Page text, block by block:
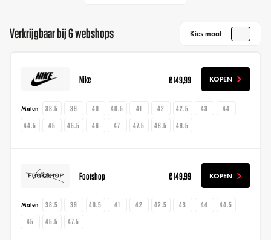
Verkrijgbaar bij 6 webshops Kies maat
Nike € 149,99 KOPEN
Maten 38.5 39 40 40.5 41 42 42.5 43
44
44.5
45 45.5 46 47 47.5 48.5 49.5
Footshop € 149,99 KOPEN
Maten 38.5 39 40.5 41 42 42.5 43 44
44.5
45
45.5 47.5